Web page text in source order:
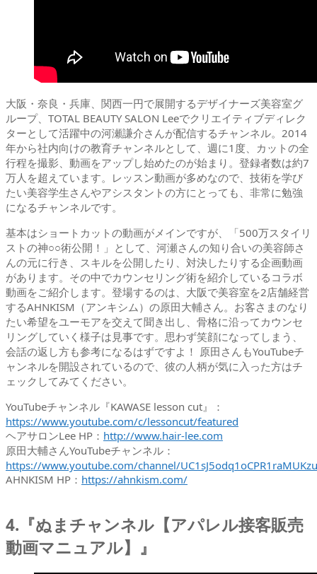
大阪・奈良・兵庫、関西一円で展開するデザイナーズ美容室グ
ループ、TOTAL BEAUTY SALON Leeでクリエイティブディレク
ターとして活躍中の河瀬謙介さんが配信するチャンネル。2014
年から社内向けの教育チャンネルとして、週に1度、カットの全
行程を撮影、動画をアップし始めたのが始まり。登録者数は約7
万人を超えています。レッスン動画が多めなので、技術を学び
たい美容学生さんやアシスタントの方にとっても、非常に勉強
になるチャンネルです。
基本はショートカットの動画がメインですが、「500万スタイリ
ストの神○○術公開！」として、河瀬さんの知り合いの美容師さ
んの元に行き、スキルを公開したり、対決したりする企画動画
があります。その中でカウンセリング術を紹介しているコラボ
動画をご紹介します。登場するのは、大阪で美容室を2店舗経営
するAHNKISM（アンキシム）の原田大輔さん。お客さまのなり
たい希望をユーモアを交えて聞き出し、骨格に沿ってカウンセ
リングしていく様子は見事です。思わず笑顔になってしまう、
会話の返し方も参考になるはずですよ！ 原田さんもYouTubeチ
ャンネルを開設されているので、彼の人柄が気に入った方はチ
ェックしてみてください。
YouTubeチャンネル『KAWASE lesson cut』：
https://www.youtube.com/c/lessoncut/featured
ヘアサロンLee HP： http://www.hair-lee.com
原田大輔さんYouTubeチャンネル：
https://www.youtube.com/channel/
AHNKISM HP： https://ahnkism.com/
4.『ぬまチャンネル【アパレル接客販売
動画マニュアル】』